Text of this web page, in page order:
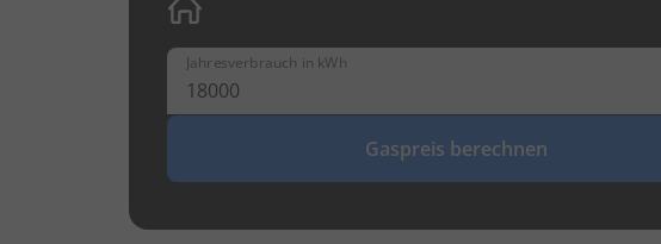
Jahresverbrauch in kWh
Gaspreis berechnen